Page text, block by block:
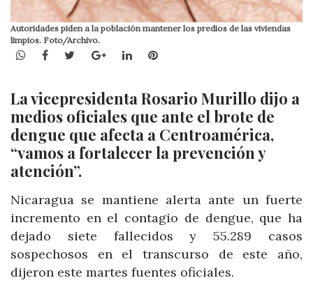
Autoridades piden a la población mantener los predios de las viviendas
limpios. Foto/Archivo.
WhatsApp
Facebook
TwitterGoogle+LinkedInPinterest
La vicepresidenta Rosario Murillo dijo a
medios oficiales que ante el brote de
dengue que afecta a Centroamérica,
“vamos a fortalecer la prevención y
atención”.
Nicaragua se mantiene alerta ante un fuerte
incremento en el contagio de dengue, que ha
dejado siete fallecidos y 55.289 casos
sospechosos en el transcurso de este año,
dijeron este martes fuentes oficiales.